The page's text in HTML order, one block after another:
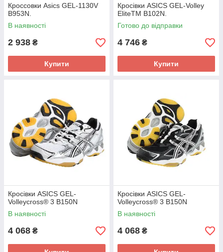
Кроссовки Asics GEL-1130V
B953N.
В наявності
2 938 ₴
Купити
Кросівки ASICS GEL-Volley
EliteTM B102N.
Готово до відправки
4 746 ₴
Купити
Кросівки ASICS GEL-
Volleycross® 3 B150N
В наявності
4 068 ₴
Кросівки ASICS GEL-
Volleycross® 3 B150N
В наявності
4 068 ₴